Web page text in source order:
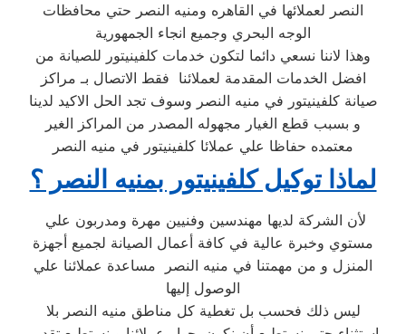
النصر لعملائها في القاهره ومنيه النصر حتي محافظات
الوجه البحري وجميع انجاء الجمهورية
وهذا لاننا نسعي دائما لتكون خدمات كلفينيتور للصيانة من
افضل الخدمات المقدمة لعملائنا فقط الاتصال بـ مراكز
صيانة كلفينيتور في منيه النصر وسوف تجد الحل الاكيد لدينا
و بسبب قطع الغيار مجهوله المصدر من المراكز الغير
معتمده حفاظا علي عملائا كلفينيتور في منيه النصر
لماذا توكيل كلفينيتور بمنيه النصر ؟
مستوي وخبرة عالية في كافة أعمال الصيانة لجميع أجهزة
المنزل و من مهمتنا في منيه النصر مساعدة عملائنا علي
الوصول إليها
ليس ذلك فحسب بل تغطية كل مناطق منيه النصر بلا